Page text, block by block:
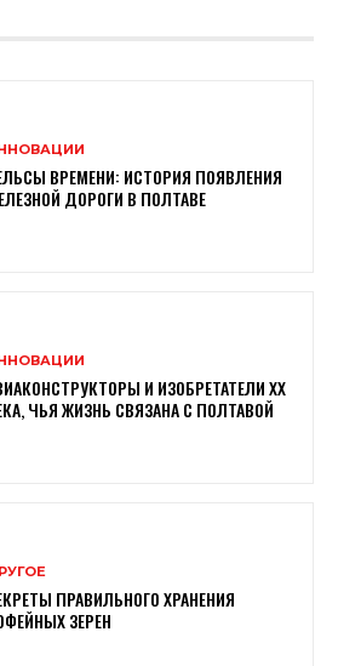
ВРЕМЕНИ: ИСТОРИЯ ПОЯВЛЕНИЯ
ДОРОГИ В ПОЛТАВЕ
И ИЗОБРЕТАТЕЛИ XX
ЧЬЯ ЖИЗНЬ СВЯЗАНА С ПОЛТАВОЙ
ПРАВИЛЬНОГО ХРАНЕНИЯ
ЗЕРЕН